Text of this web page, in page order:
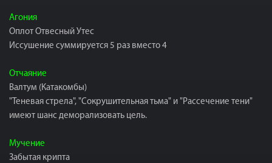
Агония
Оплот Отвесный Утес
Иссушение суммируется 5 раз вместо 4
Отчаяние
Валтум (Катакомбы)
"Теневая стрела", "Сокрушительная тьма" и "Рассечение тени"
имеют шанс деморализовать цель.
Мучение
Забытая крипта